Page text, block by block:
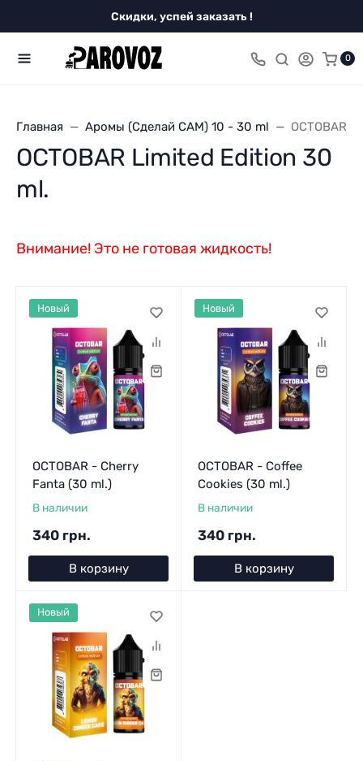
Скидки, успей заказать !
0
Главная Аромы (Сделай САМ) 10 - 30 ml OCTOBAR
OCTOBAR Limited Edition 30
ml.
Внимание! Это не готовая жидкость!
OCTOBAR - Cherry
Fanta (30 ml.)
В наличии
340 грн.
В корзину
Новый
OCTOBAR - Coffee
Cookies (30 ml.)
В наличии
340 грн.
В корзину
Новый
Новый